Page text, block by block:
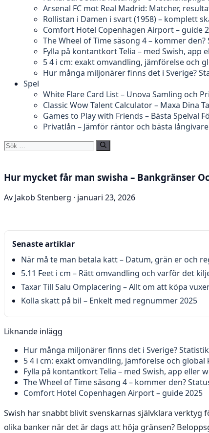
Arsenal FC mot Real Madrid: Matcher,
Rollistan i Damen i svart (1958) – komplett
Comfort Hotel Copenhagen Airport – guide
The Wheel of Time säsong 4 – kommer
Fylla på kontantkort Telia – med Swish, app
5 4 i cm: exakt omvandling, jämförelse och
Hur många miljonärer finns det i Sverige?
Spel
White Flare Card List – Unova Samling och
Classic Wow Talent Calculator – Maxa Dina
Games to Play with Friends – Bästa Spelval
Privatlån – Jämför räntor och bästa långivare
Sök
Hur mycket får man swisha – Bankgränser
Av Jakob Stenberg · januari 23, 2026
Senaste artiklar
När må te man betala katt – Datum, grän er och
5.11 Feet i cm – Rätt omvandling och varför det
Taxar Till Salu Omplacering – Allt om att köpa
Kolla skatt på bil – Enkelt med regnummer 2025
Liknande inlägg
Hur många miljonärer finns det i Sverige?
5 4 i cm: exakt omvandling, jämförelse och global
Fylla på kontantkort Telia – med Swish, app eller
The Wheel of Time säsong 4 – kommer den?
Comfort Hotel Copenhagen Airport – guide 2025
Swish har snabbt blivit svenskarnas självklara
olika banker när det är dags att höja gränsen?